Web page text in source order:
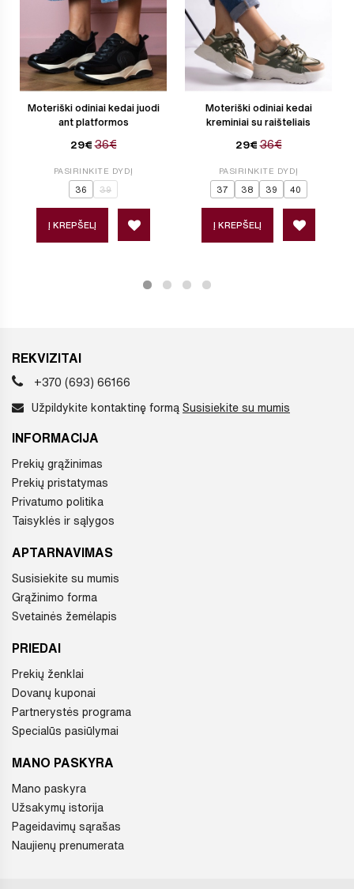
Moteriški odiniai kedai juodi
ant platformos
29€ 36€
PASIRINKITE DYDĮ
36 39
Į KREPŠELĮ
Moteriški odiniai kedai
kreminiai su raišteliais
29€ 36€
PASIRINKITE DYDĮ
37 38 39 40
Į KREPŠELĮ
REKVIZITAI
+370 (693) 66166
Užpildykite kontaktinę formą Susisiekite su mumis
INFORMACIJA
Prekių grąžinimas
Prekių pristatymas
Privatumo politika
Taisyklės ir sąlygos
APTARNAVIMAS
Susisiekite su mumis
Grąžinimo forma
Svetainės žemėlapis
PRIEDAI
Prekių ženklai
Dovanų kuponai
Partnerystės programa
Specialūs pasiūlymai
MANO PASKYRA
Mano paskyra
Užsakymų istorija
Pageidavimų sąrašas
Naujienų prenumerata